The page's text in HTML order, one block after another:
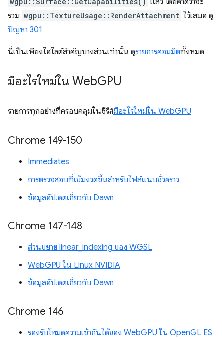
แล้ว โดยคาดว่าจะ
รวม wgpu::TextureUsage::RenderAttachment ไว้เสมอ ดู
ปัญหา 301
นี่เป็นเพียงไฮไลต์สำคัญบางส่วนเท่านั้น ดูรายการคอมมิตทั้งหมด
มีอะไรใหม่ใน WebGPU
รายการทุกอย่างที่ครอบคลุมในซีรีส์มีอะไรใหม่ใน WebGPU
Chrome 149-150
Immediates
การตรวจสอบที่เข้มงวดขึ้นสำหรับไฟล์แนบชั่วคราว
ข้อมูลอัปเดตเกี่ยวกับ Dawn
Chrome 147-148
ส่วนขยาย linear_indexing ของ WGSL
WebGPU ใน Linux NVIDIA
ข้อมูลอัปเดตเกี่ยวกับ Dawn
Chrome 146
รองรับโหมดความเข้ากันได้ของ WebGPU ใน OpenGL ES